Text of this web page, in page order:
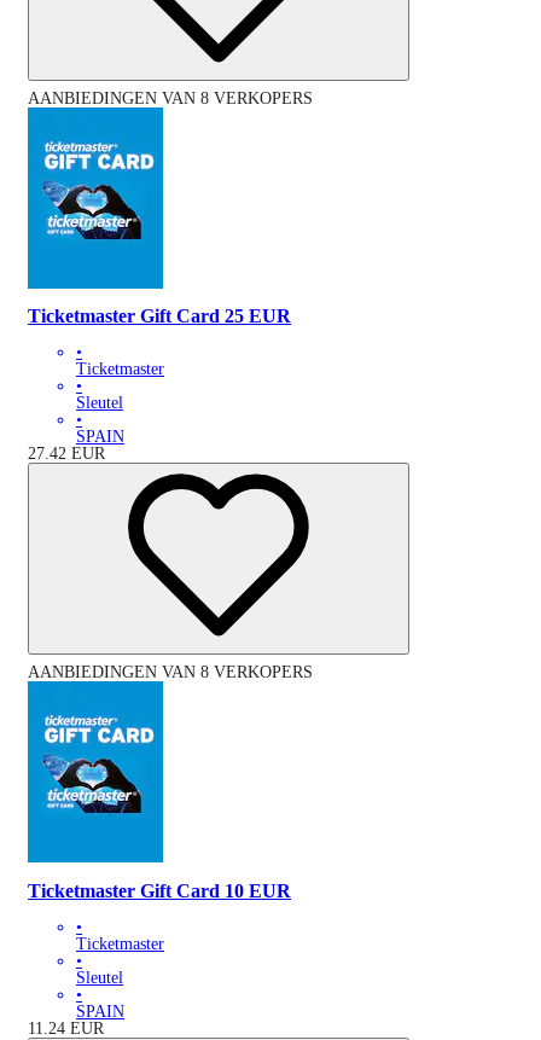
AANBIEDINGEN VAN 8 VERKOPERS
Ticketmaster Gift Card 25 EUR
•
Ticketmaster
•
Sleutel
•
SPAIN
27.42 EUR
AANBIEDINGEN VAN 8 VERKOPERS
Ticketmaster Gift Card 10 EUR
•
Ticketmaster
•
Sleutel
•
SPAIN
11.24 EUR